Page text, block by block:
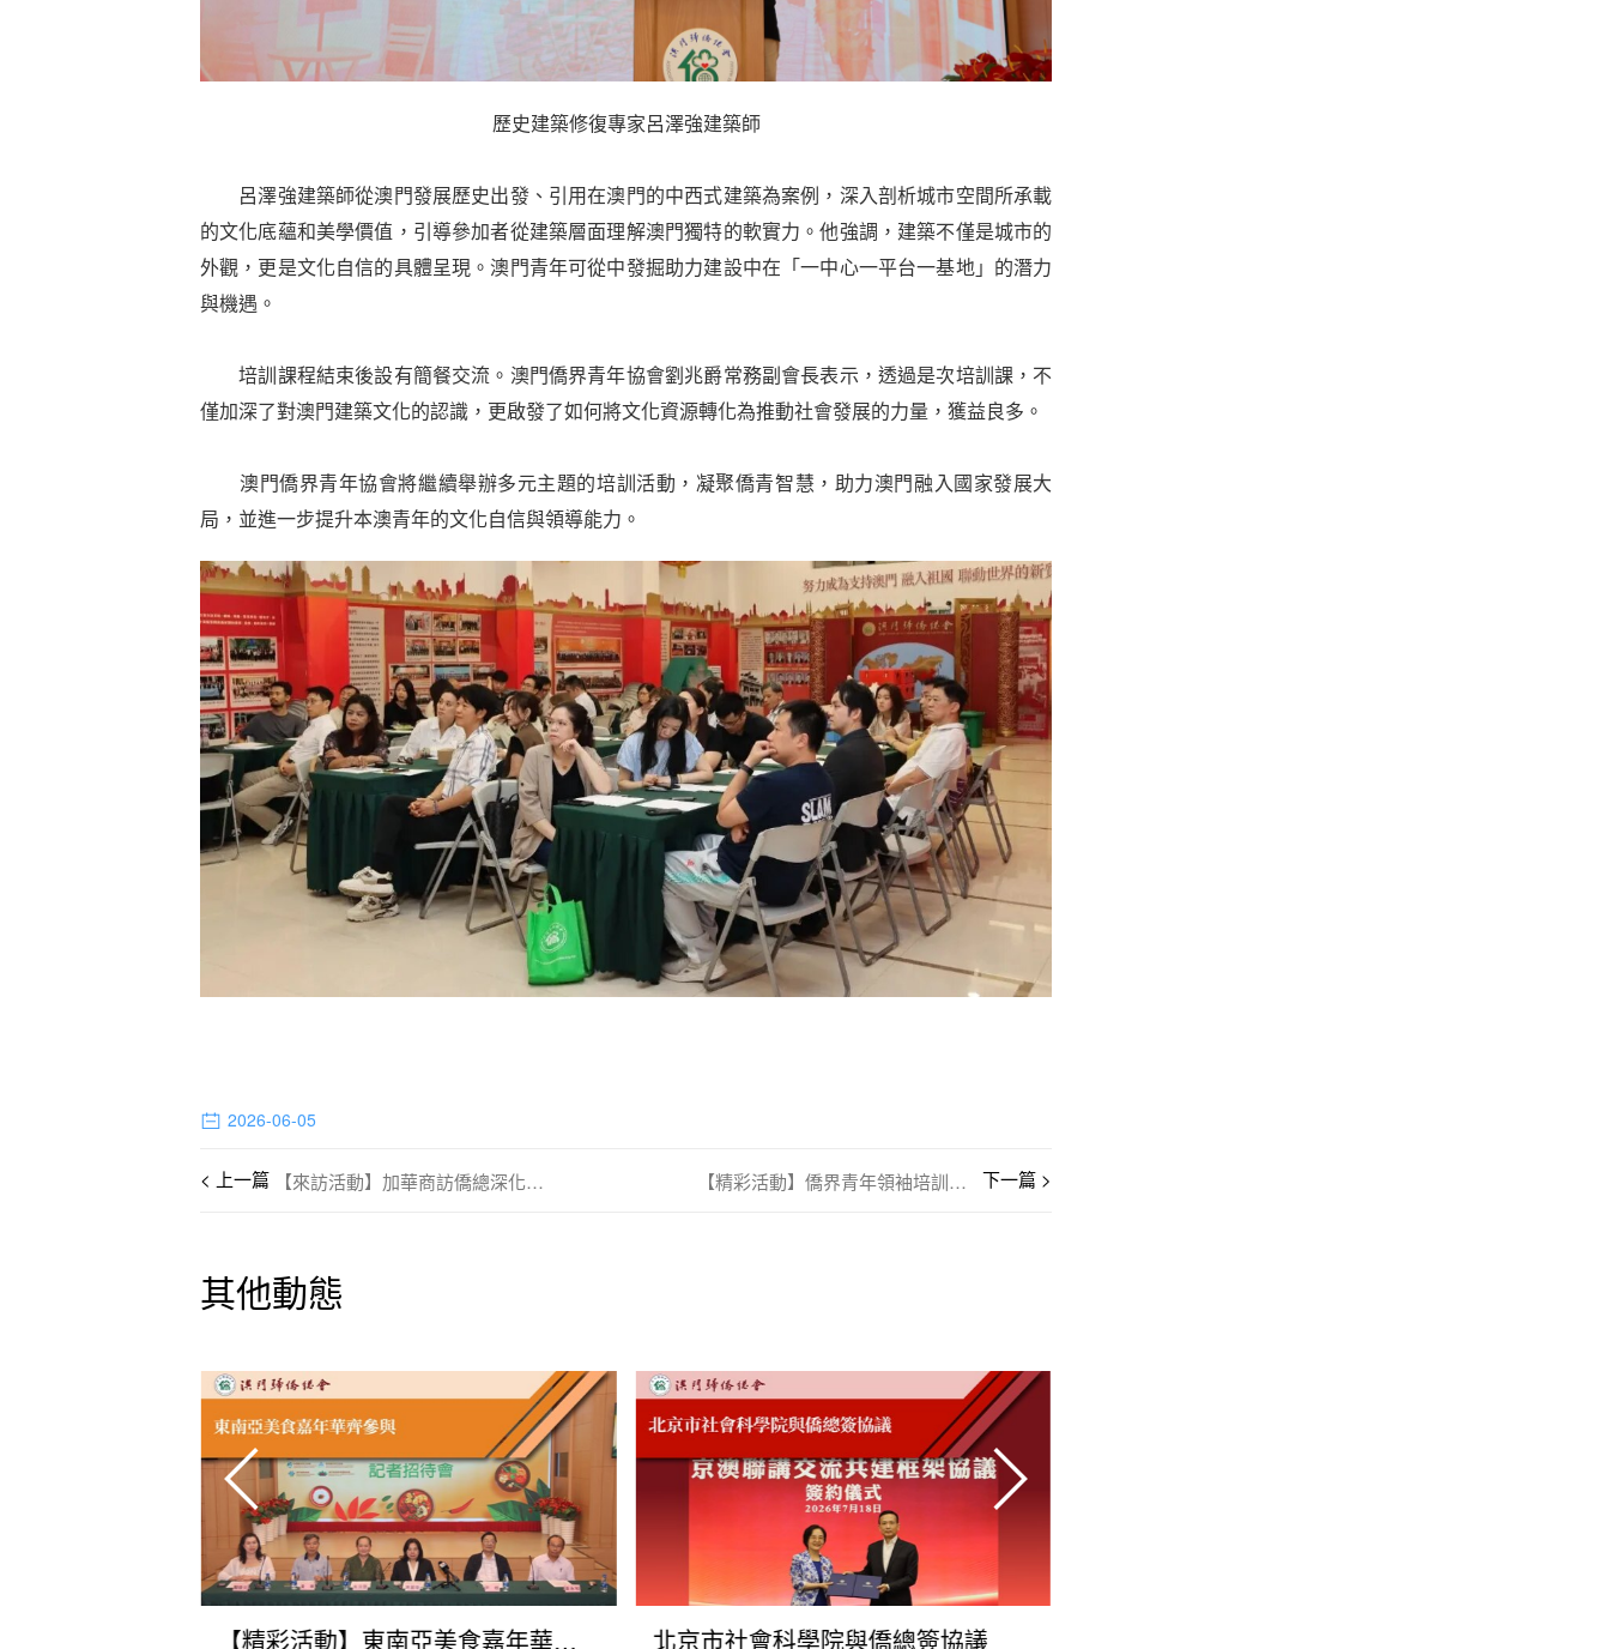
歷史建築修復專家呂澤強建築師
呂澤強建築師從澳門發展歷史出發、引用在澳門的中西式建築為案例，深入剖析城市空間所承載
的文化底蘊和美學價值，引導參加者從建築層面理解澳門獨特的軟實力。他強調，建築不僅是城市的
外觀，更是文化自信的具體呈現。澳門青年可從中發掘助力建設中在「一中心一平台一基地」的潛力
與機遇。
培訓課程結束後設有簡餐交流。澳門僑界青年協會劉兆爵常務副會長表示，透過是次培訓課，不
僅加深了對澳門建築文化的認識，更啟發了如何將文化資源轉化為推動社會發展的力量，獲益良多。
澳門僑界青年協會將繼續舉辦多元主題的培訓活動，凝聚僑青智慧，助力澳門融入國家發展大
局，並進一步提升本澳青年的文化自信與領導能力。
2026-06-05
【來訪活動】加華商訪僑總深化合作 【精彩活動】僑界青年領袖培訓班圓滿舉行
其他動態
【精彩活動】東南亞美食嘉年華齊參與 北京市社會科學院與僑總簽協議